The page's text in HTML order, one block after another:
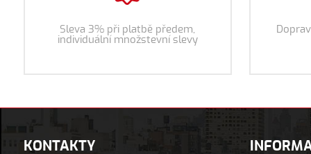
Sleva 3% při platbě předem,
individuální množstevní slevy
KONTAKTY